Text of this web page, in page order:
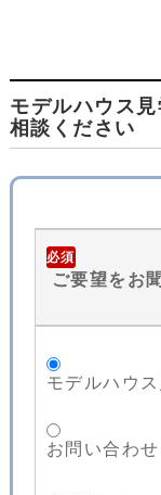
モデルハウス
相談ください
必須
ご要望をお
モデルハウ
お問い合わせ